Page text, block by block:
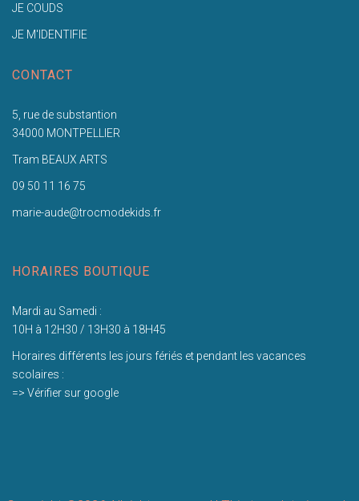
JE COUDS
JE M'IDENTIFIE
CONTACT
5, rue de substantion
34000 MONTPELLIER
Tram BEAUX ARTS
09 50 11 16 75
marie-aude@trocmodekids.fr
HORAIRES BOUTIQUE
Mardi au Samedi :
10H à 12H30 / 13H30 à 18H45
Horaires différents les jours fériés et pendant les vacances
scolaires :
=> Vérifier sur google